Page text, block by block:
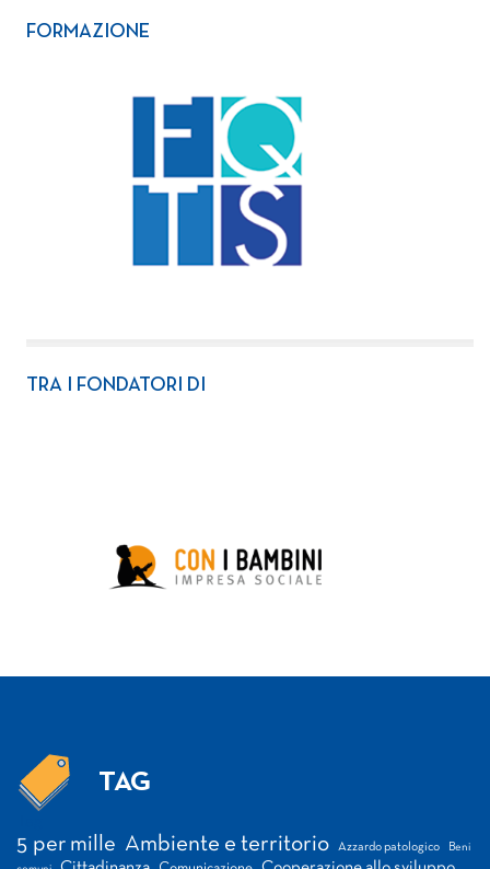
FORMAZIONE
TRA I FONDATORI DI
TAG
5 per mille Ambiente e territorio Azzardo patologico Beni